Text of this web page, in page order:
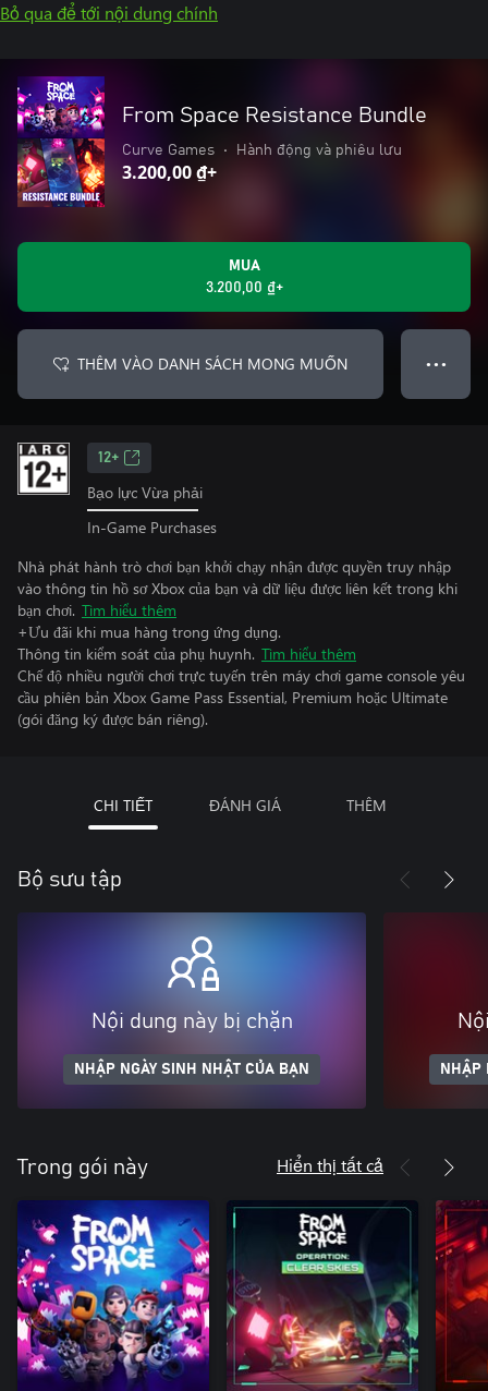
Bỏ qua để tới nội dung chính
From Space Resistance Bundle
Curve Games • Hành động và phiêu lưu
3.200,00 ₫+
MUA
3.200,00 ₫+
THÊM VÀO DANH SÁCH MONG MUỐN ● ● ●
12+
Bạo lực Vừa phải
In-Game Purchases
Nhà phát hành trò chơi bạn khởi chạy nhận được quyền truy nhập
vào thông tin hồ sơ Xbox của bạn và dữ liệu được liên kết trong khi
bạn chơi. Tìm hiểu thêm
+Ưu đãi khi mua hàng trong ứng dụng.
Thông tin kiểm soát của phụ huynh. Tìm hiểu thêm
Chế độ nhiều người chơi trực tuyến trên máy chơi game console yêu
cầu phiên bản Xbox Game Pass Essential, Premium hoặc Ultimate
(gói đăng ký được bán riêng).
CHI TIẾT ĐÁNH GIÁ THÊM
Bộ sưu tập
Nội dung này bị chặn
NHẬP NGÀY SINH NHẬT CỦA BẠN NHẬP
Trong gói này Hiển thị tất cả